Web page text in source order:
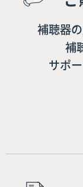
補聴器
補
サポ